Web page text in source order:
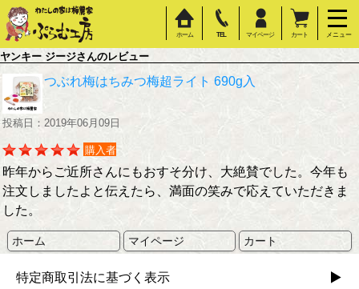
ホーム TEL マイページ カート メニュー
ヤンキー ジージさんのレビュー
つぶれ梅はちみつ梅超ライト 690g入
投稿日：2019年06月09日
購入者
昨年からご近所さんにもおすそ分け、大絶賛でした。今年も
注文しましたよと伝えたら、満面の笑みで応えていただきま
した。
ホーム マイページ カート
特定商取引法に基づく表示